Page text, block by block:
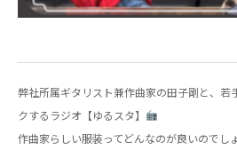
弊社所属ギタリスト兼作曲家の田子剛と、若
クするラジオ【ゆるスタ】
作曲家らしい服装ってどんなのが良いのでし